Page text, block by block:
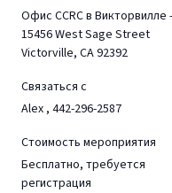
Офис CCRC в Викторвилле -
15456 West Sage Street
Victorville, CA 92392
Связаться с
Alex , 442-296-2587
Стоимость мероприятия
Бесплатно, требуется
регистрация